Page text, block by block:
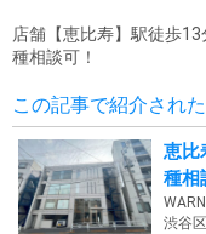
こだわりで探す
店舗・オフィス物件を探す
テナントビルオーナー様へ
店舗・オフィスの内装会社
店舗【恵比寿】駅徒歩
種相談可！
この記事で紹介され
恵比
種相
渋谷